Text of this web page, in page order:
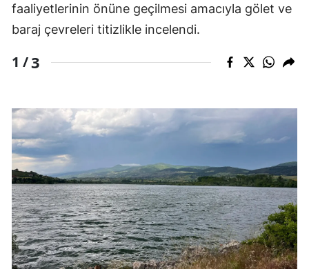
faaliyetlerinin önüne geçilmesi amacıyla gölet ve
baraj çevreleri titizlikle incelendi.
1 /3